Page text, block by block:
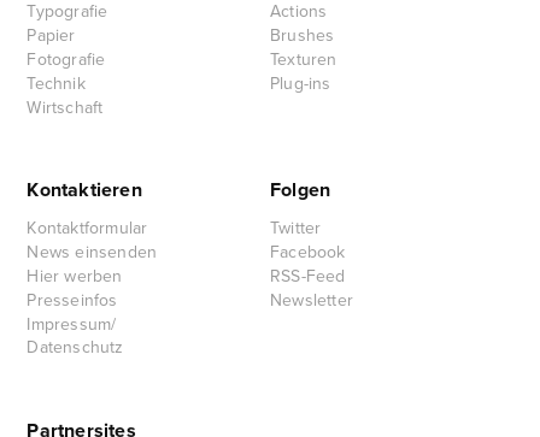
Typografie
Papier
Fotografie
Technik
Wirtschaft
Actions
Brushes
Texturen
Plug-ins
Kontaktieren
Kontaktformular
News einsenden
Hier werben
Presseinfos
Impressum/
Datenschutz
Folgen
Twitter
Facebook
RSS-Feed
Newsletter
Partnersites